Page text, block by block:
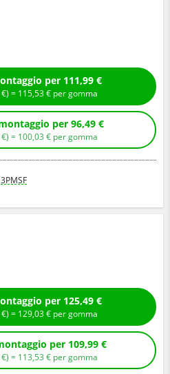
Compra con montaggio per 111,99 €
€ ) = 115,53€ per gomma
Compra senza montaggio per 96,49 €
€ ) = 100,03 € per gomma
3PMSF
Compra con montaggio per 125,49 €
€ ) = 129,03€ per gomma
Compra senza montaggio per 109,99 €
€ ) = 113,53 € per gomma